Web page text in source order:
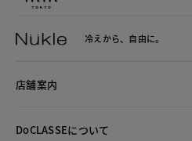
冷えから、 自由に。
店舗案内
DoCLASSEについて